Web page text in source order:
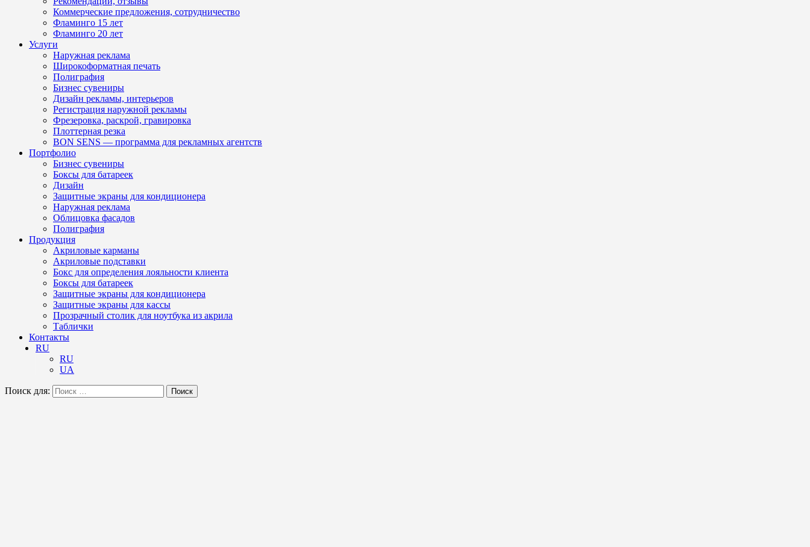
Коммерческие предложения, сотрудничество
Фламинго 15 лет
Фламинго 20 лет
Услуги
Наружная реклама
Широкоформатная печать
Полиграфия
Бизнес сувениры
Дизайн рекламы, интерьеров
Регистрация наружной рекламы
Фрезеровка, раскрой, гравировка
Плоттерная резка
BON SENS — программа для рекламных агентств
Портфолио
Бизнес сувениры
Боксы для батареек
Дизайн
Защитные экраны для кондиционера
Наружная реклама
Облицовка фасадов
Полиграфия
Продукция
Акриловые карманы
Акриловые подставки
Бокс для определения лояльности клиента
Боксы для батареек
Защитные экраны для кондиционера
Защитные экраны для кассы
Прозрачный столик для ноутбука из акрила
Таблички
Контакты
RU
RU
UA
Поиск для: Поиск